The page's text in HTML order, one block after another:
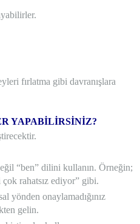
fırlatma gibi davranışlara
YAPABİLİRSİNİZ?
“ben” dilini kullanın. Örneğin;
rahatsız ediyor” gibi.
yönden onaylamadığınız
gelin.